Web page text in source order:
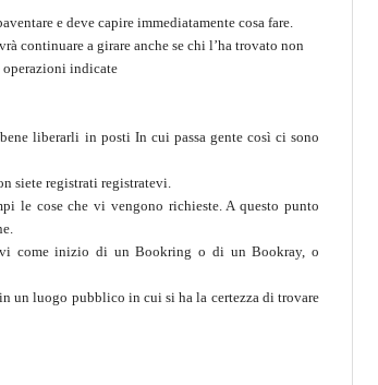
e deve capire immediatamente cosa fare.
continuare a girare anche se chi l’ha trovato non
indicate
liberarli in posti In cui passa gente così ci sono
siete registrati registratevi.
le cose che vi vengono richieste. A questo punto
come inizio di un Bookring o di un Bookray, o
un luogo pubblico in cui si ha la certezza di trovare